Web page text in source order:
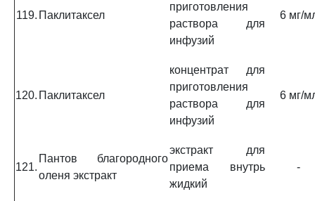
119. Паклитаксел
приготовления
раствора для
инфузий
6 мг/
120. Паклитаксел
концентрат для
приготовления
раствора для
инфузий
6 мг/
121.
Пантов благородного
оленя экстракт
экстракт для
приема внутрь
жидкий
-